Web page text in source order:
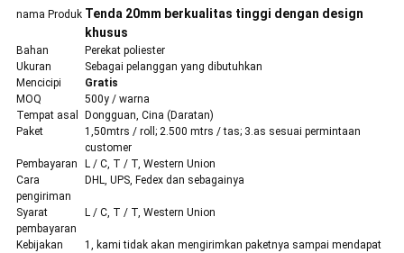
nama Produk Tenda 20mm berkualitas tinggi dengan design
khusus
Bahan
Perekat poliester
Ukuran
Sebagai pelanggan yang dibutuhkan
Mencicipi
Gratis
MOQ
500y / warna
Tempat asal
Dongguan, Cina (Daratan)
Paket
1,50mtrs / roll; 2.500 mtrs / tas; 3.as sesuai permintaan
customer
Pembayaran
L / C, T / T, Western Union
Cara
pengiriman
DHL, UPS, Fedex dan sebagainya
Syarat
pembayaran
L / C, T / T, Western Union
Kebijakan
1, kami tidak akan mengirimkan paketnya sampai mendapat